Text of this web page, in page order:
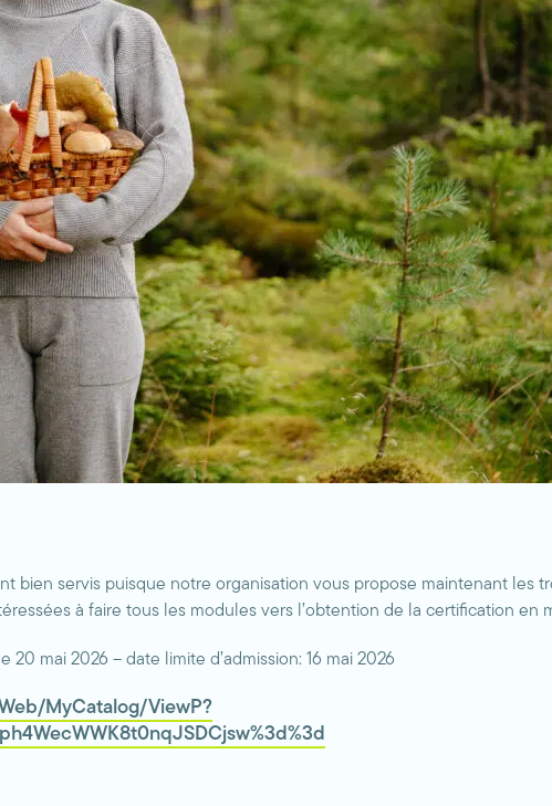
bien servis puisque notre organisation vous propose maintenant les
à faire tous les modules vers l’obtention de la certification en
mai 2026 – date limite d’admission: 16 mai 2026
MyCatalog/ViewP?